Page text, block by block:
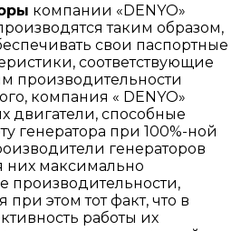
компании «DENYO»
таким образом,
свои паспортные
соответствующие
производительности
компания « DENYO»
двигатели, способные
генератора при 100%-ной
генераторов
них максимально
производительности,
этом тот факт, что в
работы их